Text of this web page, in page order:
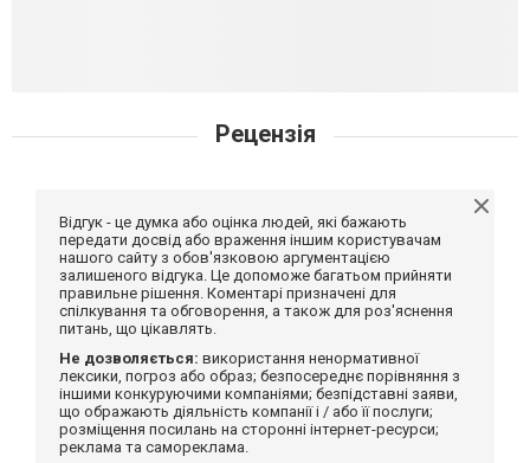
Рецензія
Відгук - це думка або оцінка людей, які бажають
передати досвід або враження іншим користувачам
нашого сайту з обов'язковою аргументацією
залишеного відгука. Це допоможе багатьом прийняти
правильне рішення. Коментарі призначені для
спілкування та обговорення, а також для роз'яснення
питань, що цікавлять.
Не дозволяється: використання ненормативної
лексики, погроз або образ; безпосереднє порівняння з
іншими конкуруючими компаніями; безпідставні заяви,
що ображають діяльність компанії і / або її послуги;
розміщення посилань на сторонні інтернет-ресурси;
реклама та самореклама.